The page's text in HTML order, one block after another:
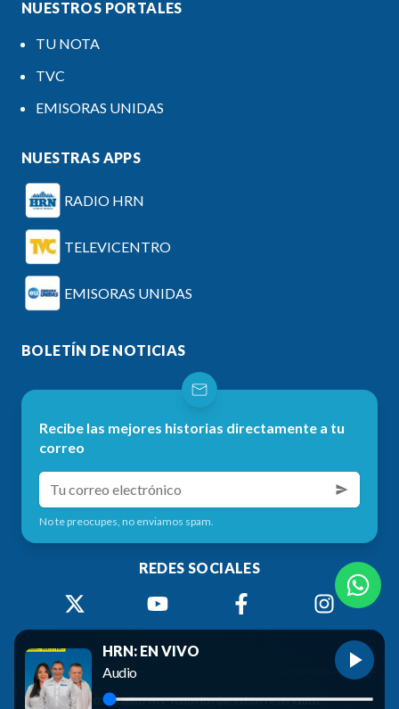
NUESTROS PORTALES
TU NOTA
TVC
EMISORAS UNIDAS
NUESTRAS APPS
RADIO HRN
TELEVICENTRO
EMISORAS UNIDAS
BOLETÍN DE NOTICIAS
Recibe las mejores historias directamente a tu
correo
No te preocupes, no enviamos spam.
REDES SOCIALES
2026 Radio HRN. Todos los derechos reservados.
HRN: EN VIVO
Audio